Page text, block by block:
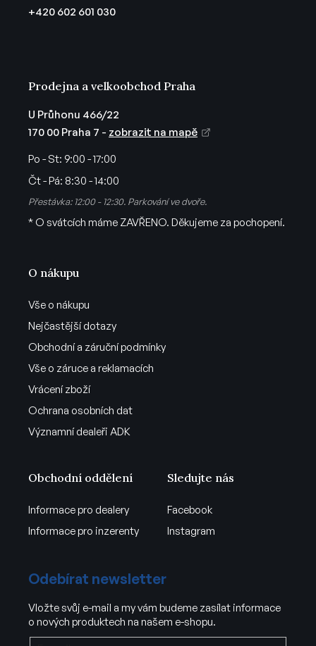
+420 602 601 030
O nákupu
Vše o nákupu
Nejčastější dotazy
Obchodní a záruční podmínky
Vše o záruce a reklamacích
Vrácení zboží
Ochrana osobních dat
Významní dealeři ADK
Prodejna a velkoobchod Praha
U Průhonu 466/22
170 00 Praha 7 - zobrazit na mapě
Po - St: 9:00 - 17:00
Čt - Pá: 8:30 - 14:00
Přestávka: 12:00 - 12:30. Parkování ve dvoře.
* O svátcích máme ZAVŘENO. Děkujeme za pochopení.
Obchodní oddělení
Informace pro dealery
Informace pro inzerenty
Sledujte nás
Facebook
Instagram
Odebírat newsletter
Vložte svůj e-mail a my vám budeme zasílat informace
o nových produktech na našem e-shopu.